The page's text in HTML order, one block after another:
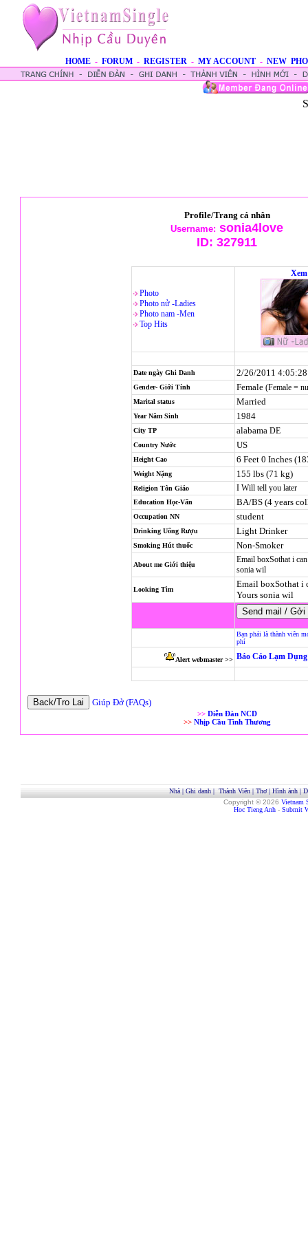
HOME - FORUM - REGISTER - MY ACCOUNT - NEW
Profile/Trang cá nhân
Username: sonia4love
ID: 327911
Photo
Photo nử -Ladies
Photo nam -Men
Top Hits
Date ngày Ghi Danh 2/26/2011
Gender- Giới Tính Female (Female =
Marital status Married
Year Năm Sinh 1984
City TP alabama DE
Country Nước US
Height Cao 6 Feet 0 Inches
Weight Nặng 155 lbs (71 kg)
Religion Tôn Giáo I Will tell you later
Education Học-Vấn BA/BS (4 years
Occupation NN student
Drinking Uống Rượu Light Drinker
Smoking Hút thuốc Non-Smoker
About me Giới thiệu
Email boxSothat i
sonia wil
Looking Tìm
Email boxSothat i
Yours sonia wil
Bạn phải là thành viên
phí
Alert webmaster >> Báo Cáo Lạm
Giúp Đở (FAQs)
>> Diễn Đàn NCD
>> Nhịp Cầu Tình Thương
Nhà| Ghi danh| Thành Viên| Thơ| Hình ảnh|
Copyright © 2026 Vietnam
Hoc Tieng Anh - Submit